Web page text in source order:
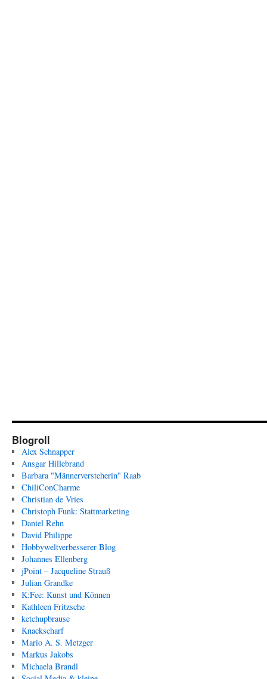
Blogroll
Alex Schnapper
Ansgar Hillebrand
Barbara "Männerversteherin" Raab
ChiliConCharme
Christian de Vries
Christoph Funk: Stattmarketing
Daniel Rehn
David Philippe
Hobbyweltverbesserer-Blog
Johannes Ellenberg
jPoint – Jacqueline Strauß
Julian Grandke
K:Fee: Kunst und Können
Kathleen Fritzsche
ketchupbrause
Knackscharf
Mario A. S. Metzger
Markus Jakobs
Michaela Brandl